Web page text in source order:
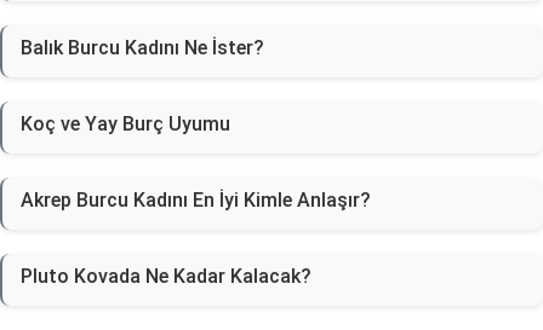
Balık Burcu Kadını Ne İster?
Koç ve Yay Burç Uyumu
Akrep Burcu Kadını En İyi Kimle Anlaşır?
Pluto Kovada Ne Kadar Kalacak?